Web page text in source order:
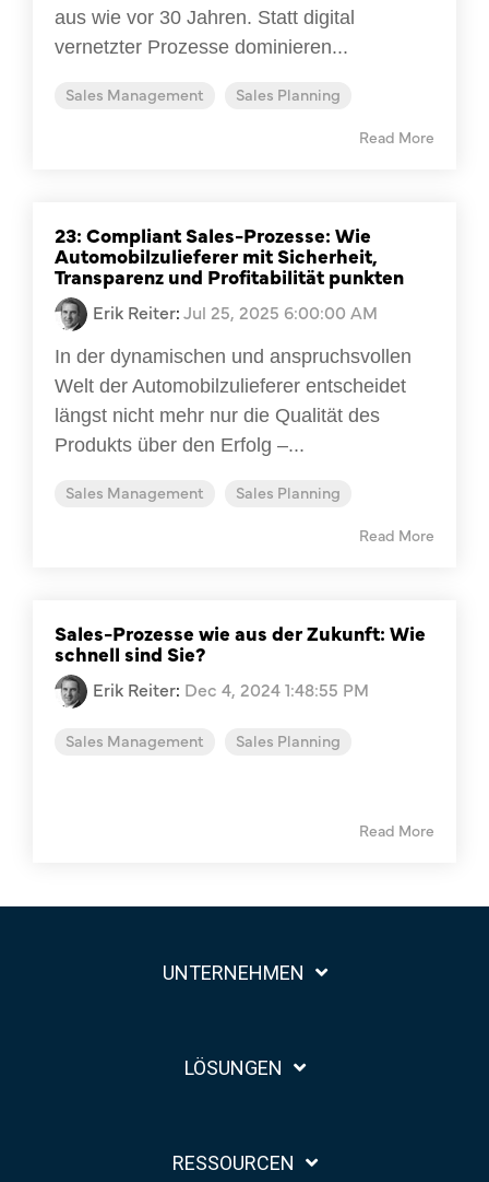
aus wie vor 30 Jahren. Statt digital
vernetzter Prozesse dominieren...
Sales Management Sales Planning
Read More
23: Compliant Sales-Prozesse: Wie
Automobilzulieferer mit Sicherheit,
Transparenz und Profitabilität punkten
Erik Reiter: Jul 25, 2025 6:00:00 AM
In der dynamischen und anspruchsvollen
Welt der Automobilzulieferer entscheidet
längst nicht mehr nur die Qualität des
Produkts über den Erfolg –...
Sales Management Sales Planning
Read More
Sales-Prozesse wie aus der Zukunft: Wie
schnell sind Sie?
Erik Reiter: Dec 4, 2024 1:48:55 PM
Sales Management Sales Planning
Read More
UNTERNEHMEN
LÖSUNGEN
RESSOURCEN